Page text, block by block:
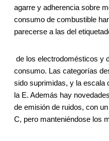
agarre y adherencia sobre
consumo de combustible
parecerse a las del
de los electrodomésticos y
consumo. Las categorías
sido suprimidas, y la escala
la E. Además hay
de emisión de ruidos, con
C, pero manteniéndose los